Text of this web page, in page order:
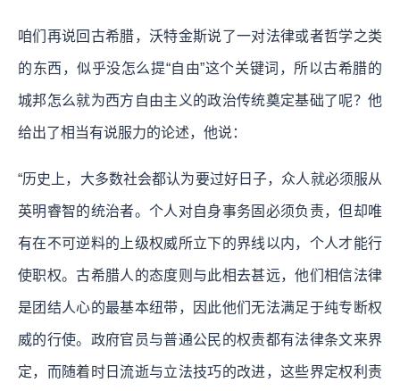
咱们再说回古希腊，沃特金斯说了一对法律或者哲学之类
的东西，似乎没怎么提“自由”这个关键词，所以古希腊的
城邦怎么就为西方自由主义的政治传统奠定基础了呢？他
给出了相当有说服力的论述，他说：
“历史上，大多数社会都认为要过好日子，众人就必须服从
英明睿智的统治者。个人对自身事务固必须负责，但却唯
有在不可逆料的上级权威所立下的界线以内，个人才能行
使职权。古希腊人的态度则与此相去甚远，他们相信法律
是团结人心的最基本纽带，因此他们无法满足于纯专断权
威的行使。政府官员与普通公民的权责都有法律条文来界
定，而随着时日流逝与立法技巧的改进，这些界定权利责